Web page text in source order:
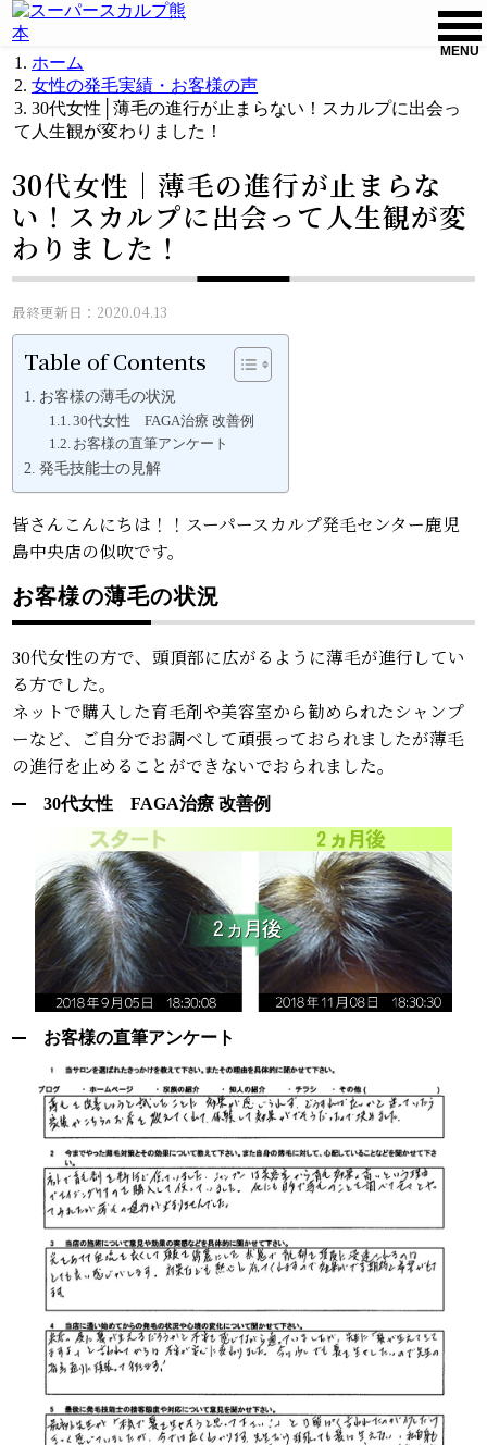
MENU
ホーム
女性の発毛実績・お客様の声
30代女性│薄毛の進行が止まらない！スカルプに出会っ
て人生観が変わりました！
30代女性│薄毛の進行が止まらな
い！スカルプに出会って人生観が変
わりました！
最終更新日：2020.04.13
Table of Contents
お客様の薄毛の状況
30代女性 FAGA治療 改善例
お客様の直筆アンケート
発毛技能士の見解
皆さんこんにちは！！スーパースカルプ発毛センター鹿児
島中央店の似吹です。
お客様の薄毛の状況
30代女性の方で、頭頂部に広がるように薄毛が進行してい
る方でした。
ネットで購入した育毛剤や美容室から勧められたシャンプ
ーなど、ご自分でお調べして頑張っておられましたが薄毛
の進行を止めることができないでおられました。
30代女性 FAGA治療 改善例
お客様の直筆アンケー ト